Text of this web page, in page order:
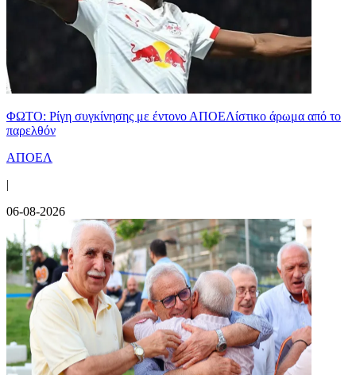
ΦΩΤΟ: Ρίγη συγκίνησης με έντονο ΑΠΟΕΛίστικο άρωμα από το
παρελθόν
ΑΠΟΕΛ
|
06-08-2026